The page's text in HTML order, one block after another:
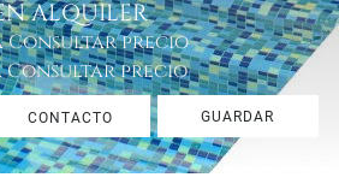
ALQUILER
Consultar precio
Consultar precio
CONTACTO GUARDAR